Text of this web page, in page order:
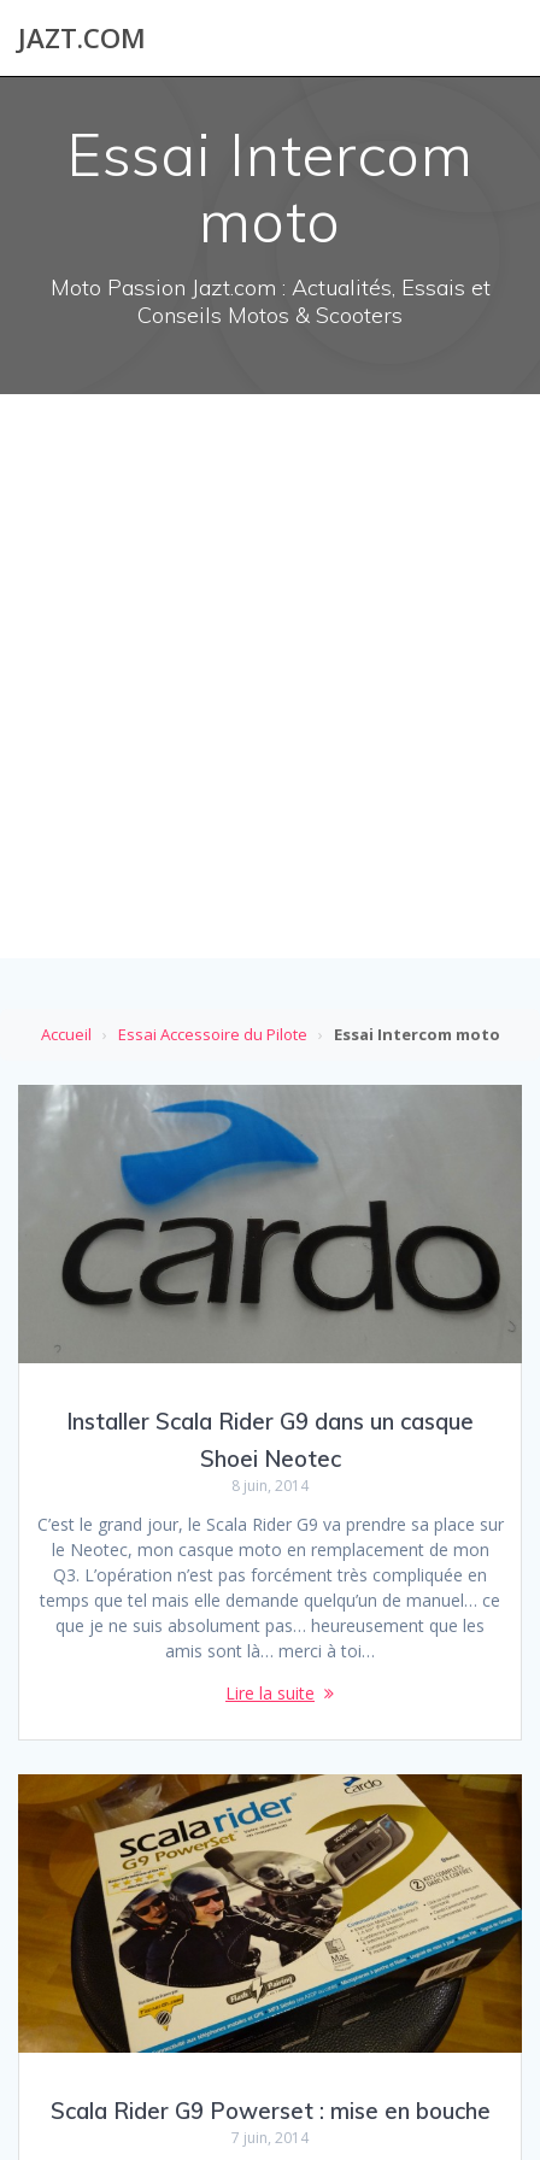
JAZT.COM
Essai Intercom
moto
Moto Passion Jazt.com : Actualités, Essais et
Conseils Motos & Scooters
Accueil › Essai Accessoire du Pilote › Essai Intercom moto
Installer Scala Rider G9 dans un casque
Shoei Neotec
8 juin, 2014
C’est le grand jour, le Scala Rider G9 va prendre sa place sur
le Neotec, mon casque moto en remplacement de mon
Q3. L’opération n’est pas forcément très compliquée en
temps que tel mais elle demande quelqu’un de manuel… ce
que je ne suis absolument pas… heureusement que les
amis sont là… merci à toi…
Lire la suite
Scala Rider G9 Powerset : mise en bouche
7 juin, 2014